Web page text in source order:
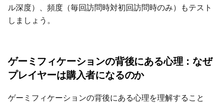
ル深度）、頻度（毎回訪問時対初回訪問時のみ）もテスト
しましょう。
ゲーミフィケーションの背後にある心理：なぜ
プレイヤーは購入者になるのか
ゲーミフィケーションの背後にある心理を理解すること